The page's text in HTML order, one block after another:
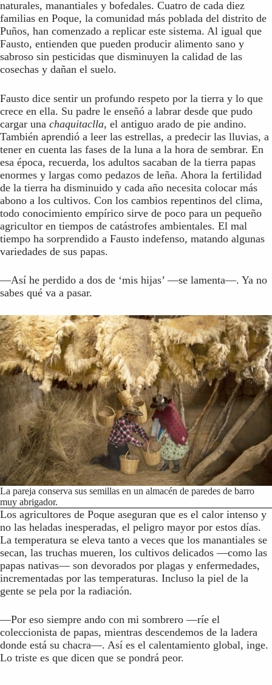
naturales, manantiales y bofedales. Cuatro de cada diez
familias en Poque, la comunidad más poblada del distrito de
Puños, han comenzado a replicar este sistema. Al igual que
Fausto, entienden que pueden producir alimento sano y
sabroso sin pesticidas que disminuyen la calidad de las
cosechas y dañan el suelo.
Fausto dice sentir un profundo respeto por la tierra y lo que
crece en ella. Su padre le enseñó a labrar desde que pudo
cargar una chaquitaclla, el antiguo arado de pie andino.
También aprendió a leer las estrellas, a predecir las lluvias, a
tener en cuenta las fases de la luna a la hora de sembrar. En
esa época, recuerda, los adultos sacaban de la tierra papas
enormes y largas como pedazos de leña. Ahora la fertilidad
de la tierra ha disminuido y cada año necesita colocar más
abono a los cultivos. Con los cambios repentinos del clima,
todo conocimiento empírico sirve de poco para un pequeño
agricultor en tiempos de catástrofes ambientales. El mal
tiempo ha sorprendido a Fausto indefenso, matando algunas
variedades de sus papas.
—Así he perdido a dos de ‘mis hijas’ —se lamenta—. Ya no
sabes qué va a pasar.
La pareja conserva sus semillas en un almacén de paredes de barro
muy abrigador.
Los agricultores de Poque aseguran que es el calor intenso y
no las heladas inesperadas, el peligro mayor por estos días.
La temperatura se eleva tanto a veces que los manantiales se
secan, las truchas mueren, los cultivos delicados —como las
papas nativas— son devorados por plagas y enfermedades,
incrementadas por las temperaturas. Incluso la piel de la
gente se pela por la radiación.
—Por eso siempre ando con mi sombrero —ríe el
coleccionista de papas, mientras descendemos de la ladera
donde está su chacra—. Así es el calentamiento global, inge.
Lo triste es que dicen que se pondrá peor.